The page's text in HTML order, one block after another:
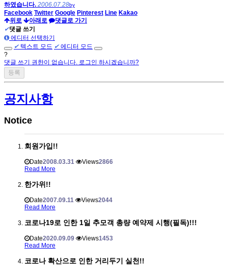
하였습니다. 2006.07.28by
Facebook Twitter Google Pinterest Line Kakao
위로
아래로
댓글로 가기
✔댓글 쓰기
에디터 선택하기
✔ 텍스트 모드 ✔에디터 모드
?
댓글 쓰기 권한이 없습니다. 로그인 하시겠습니까?
공지사항
Notice
회원가입!!
Date2008.03.31 Views2866
Read More
한가위!!
Date2007.09.11 Views2044
Read More
코로나19로 인한 1일 추모객 총량 예약제 시행(필독)!!!
Date2020.09.09 Views1453
Read More
코로나 확산으로 인한 거리두기 실천!!